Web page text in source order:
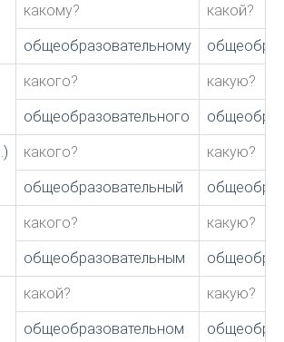
какому? какой?
общеобразовательному
какого? какую?
общеобразовательного
какого? какую?
общеобразовательный
какого? какую?
общеобразовательным
какой? какую?
общеобразовательном